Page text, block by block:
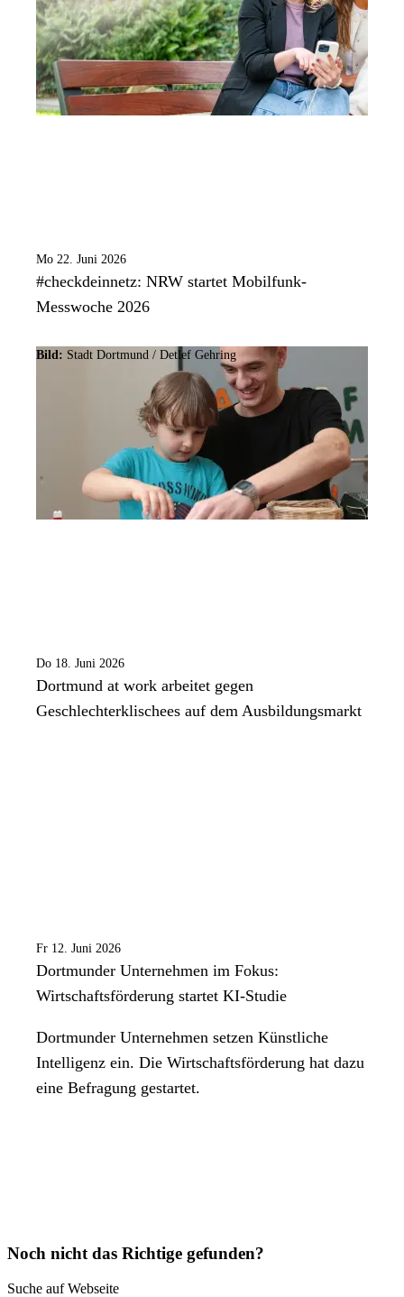
Mo 22. Juni 2026
#checkdeinnetz: NRW startet Mobilfunk-
Messwoche 2026
Bild: Stadt Dortmund / Detlef Gehring
Do 18. Juni 2026
Dortmund at work arbeitet gegen
Geschlechterklischees auf dem Ausbildungsmarkt
Fr 12. Juni 2026
Dortmunder Unternehmen im Fokus:
Wirtschaftsförderung startet KI-Studie
Dortmunder Unternehmen setzen Künstliche
Intelligenz ein. Die Wirtschaftsförderung hat dazu
eine Befragung gestartet.
Noch nicht das Richtige gefunden?
Suche auf Webseite